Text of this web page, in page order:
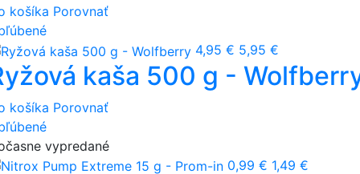
košíka Porovnať
4,95 € 5,95 €
kaša 500 g -
košíka Porovnať
vypredané
0,99 € 1,49 €